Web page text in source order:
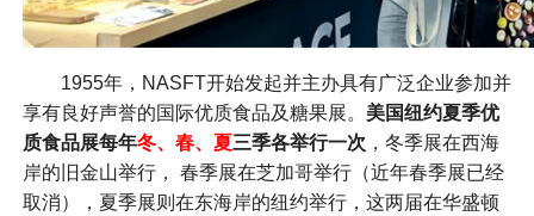
1955年，NASFT开始发起并主办具有广泛企业参加并
享有良好声誉的国际优质食品及糖果展。 美国纽约夏季优
质食品展每年冬、春、夏三季各举行一次 ，冬季展在西海
岸的旧金山举行， 春季展在芝加哥举行（近年春季展已经
取消），夏季展则在东海岸的纽约举行，这两届在华盛顿